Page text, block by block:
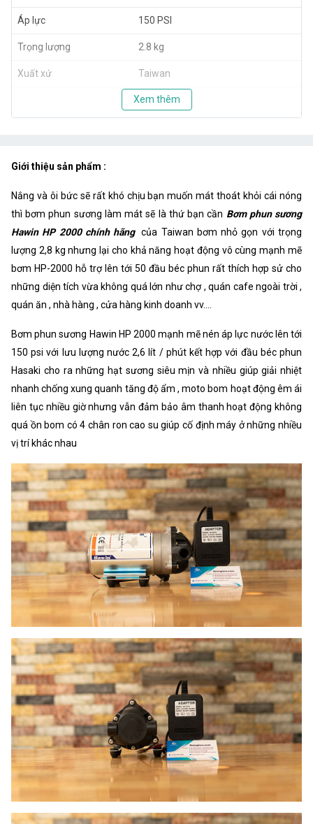
Áp lực 150 PSI
Trọng lượng 2.8 kg
Xuất xứ Taiwan
Xem thêm
Giới thiệu sản phẩm :
Nắng và ôi bức sẽ rất khó chịu bạn muốn mát thoát khỏi cái nóng
thì bơm phun sương làm mát sẽ là thứ bạn cần Bơm phun sương
Hawin HP 2000 chính hãng của Taiwan bơm nhỏ gọn với trọng
lượng 2,8 kg nhưng lại cho khả năng hoạt động vô cùng mạnh mẽ
bơm HP-2000 hỗ trợ lên tới 50 đầu béc phun rất thích hợp sử cho
những diện tích vừa không quá lớn như chợ , quán cafe ngoài trời ,
quán ăn , nhà hàng , cửa hàng kinh doanh vv....
Bơm phun sương Hawin HP 2000 mạnh mẽ nén áp lực nước lên tới
150 psi với lưu lượng nước 2,6 lít / phút kết hợp với đầu béc phun
Hasaki cho ra những hạt sương siêu mịn và nhiều giúp giải nhiệt
nhanh chống xung quanh tăng độ ẩm , moto bom hoạt động êm ái
liên tục nhiều giờ nhưng vẫn đảm bảo âm thanh hoạt động không
quá ồn bom có 4 chân ron cao su giúp cố định máy ở những nhiều
vị trí khác nhau